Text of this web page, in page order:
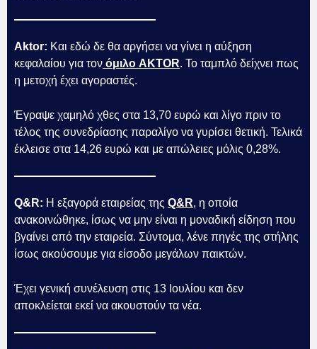
Aktor: Και εδώ δε θα αργήσει να γίνει η αύξηση
κεφαλαίου για τον όμιλο AKTOR. Το ταμπλό δείχνει πως
η μετοχή έχει αγοραστές.
Έγραψε χαμηλό χθες στα 13,70 ευρώ και λίγο πριν το
τέλος της συνεδρίασης παραλίγο να γυρίσει θετική. Τελικά
έκλεισε στα 14,26 ευρώ και με απώλειες μόλις 0,28%.
Q&R: Η εξαγορά εταιρείας της Q&R, η οποία
ανακοινώθηκε, ίσως να μην είναι η μοναδική είδηση που
βγαίνει από την εταιρεία. Σύντομα, λένε πηγές της στήλης
ίσως ακούσουμε για είσοδο μεγάλων παικτών.
Έχει γενική συνέλευση στις 13 Ιουλίου και δεν
αποκλείεται εκεί να ακουστούν τα νέα.